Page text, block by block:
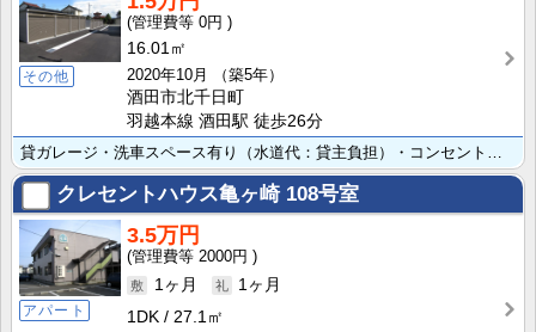
その他
0円
16.01㎡
2020年10月
（築5年）
酒田市北千日町
羽越本線 酒田駅 徒歩26分
クレセントハウス亀ヶ崎108号室
アパート
3.5万円
2000円
1ヶ月
1ヶ月
1DK
27.1㎡